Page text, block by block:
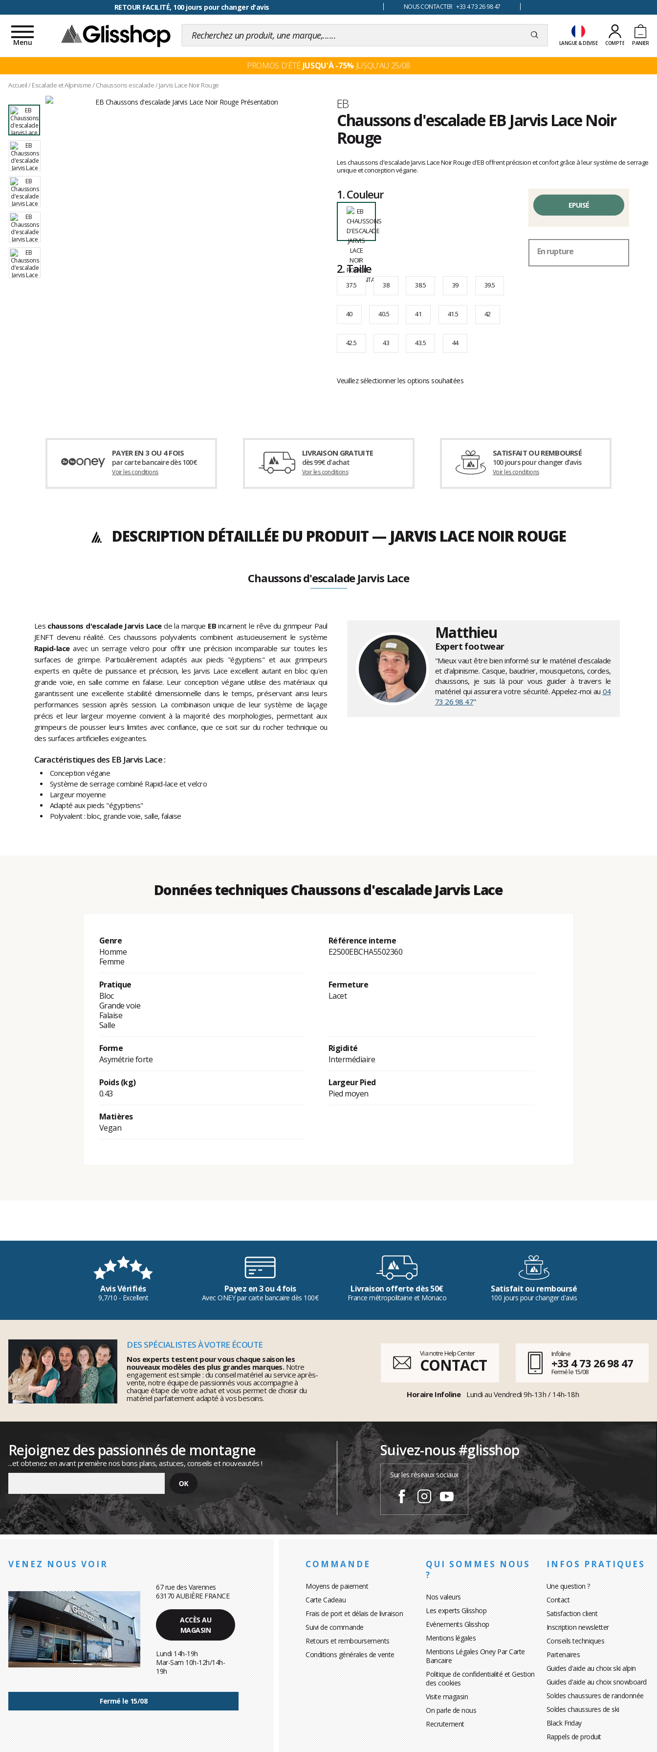
RETOUR FACILITÉ, 100 jours pour changer d'avis NOUS CONTACTER +33 4 73 26 98 47
LANGUE & DEVISE COMPTE PANIER
Toggle
navigation
Menu
PROMOS D'ÉTÉ JUSQU'À -75%JUSQU'AU 25/08
Accueil/Escalade et Alpinisme/Chaussons escalade/Jarvis Lace Noir Rouge
Marque
EB
Chaussons d'escalade EB Jarvis Lace Noir
Rouge
avis
clients
Les chaussons d'escalade Jarvis Lace Noir Rouge d'EB offrent précision et confort grâce à leur système de serrage
unique et conception végane.
1.Couleur
2.Taille
37.5 38 38.5 39 39.5
40 40.5 41 41.5 42
42.5 43 43.5 44
Veuillez sélectionner les options souhaitées
EPUISÉ
En rupture
PAYER EN 3 OU 4 FOIS
par carte bancaire dès 100€
Voir les conditions
LIVRAISON GRATUITE
dès 99€ d'achat
Voir les conditions
SATISFAIT OU REMBOURSÉ
100 jours pour changer d’avis
Voir les conditions
DESCRIPTION DÉTAILLÉE DU PRODUIT — JARVIS LACE NOIR ROUGE
Chaussons d'escalade Jarvis Lace
Les chaussons d'escalade Jarvis Lacede la marque EB incarnent le rêve du grimpeur Paul
JENFT devenu réalité. Ces chaussons polyvalents combinent astucieusement le système
Rapid-laceavec un serrage velcro pour offrir une précision incomparable sur toutes les
surfaces de grimpe. Particulièrement adaptés aux pieds "égyptiens" et aux grimpeurs
experts en quête de puissance et précision, les Jarvis Lace excellent autant en bloc qu'en
grande voie, en salle comme en falaise. Leur conception végane utilise des matériaux qui
garantissent une excellente stabilité dimensionnelle dans le temps, préservant ainsi leurs
performances session après session. La combinaison unique de leur système de laçage
précis et leur largeur moyenne convient à la majorité des morphologies, permettant aux
grimpeurs de pousser leurs limites avec confiance, que ce soit sur du rocher technique ou
des surfaces artificielles exigeantes.
Caractéristiques des EB Jarvis Lace :
Conception végane
Système de serrage combiné Rapid-lace et velcro
Largeur moyenne
Adapté aux pieds "égyptiens"
Polyvalent : bloc, grande voie, salle, falaise
Matthieu
Expert footwear
"Mieux vaut être bien informé sur le matériel d’escalade
et d’alpinisme. Casque, baudrier, mousquetons, cordes,
chaussons, je suis là pour vous guider à travers le
matériel qui assurera votre sécurité. Appelez-moi au 04
73 26 98 47"
Données techniques Chaussons d'escalade Jarvis Lace
Genre
Homme
Femme
Référence interne
E2500EBCHA5502360
Pratique
Bloc
Grande voie
Falaise
Salle
Fermeture
Lacet
Forme
Asymétrie forte
Rigidité
Intermédiaire
Poids (kg)
0.43
Largeur Pied
Pied moyen
Matières
Vegan
Avis Vérifiés
9,7/10 - Excellent
Payez en 3 ou 4 fois
Avec ONEY par carte bancaire dès 100€
Livraison offerte dès 50€
France métropolitaine et Monaco
Satisfait ou remboursé
100 jours pour changer d'avis
DES SPÉCIALISTES À VOTRE ÉCOUTE
Nos experts testent pour vous chaque saison les
nouveaux modèles des plus grandes marques.Notre
engagement est simple : du conseil matériel au service après-
vente, notre équipe de passionnés vous accompagne à
chaque étape de votre achat et vous permet de choisir du
matériel parfaitement adapté à vos besoins.
Via notre Help Center
CONTACT
Infoline
+33 4 73 26 98 47
Fermé le 15/08
Horaire Infoline Lundi au Vendredi 9h-13h / 14h-18h
Rejoignez des passionnés de montagne
...et obtenez en avant première nos bons plans, astuces, conseils et nouveautés !
Suivez-nous #glisshop
Sur les réseaux sociaux
VENEZ NOUS VOIR
67 rue des Varennes
63170 AUBIÈRE FRANCE
ACCÈS AU
MAGASIN
Lundi 14h-19h
Mar-Sam 10h-12h/14h-
19h
Fermé le 15/08
COMMANDE
Moyens de paiement
Carte Cadeau
Frais de port et délais de livraison
Suivi de commande
Retours et remboursements
Conditions générales de vente
QUI SOMMES NOUS
?
Nos valeurs
Les experts Glisshop
Evènements Glisshop
Mentions légales
Mentions Légales Oney Par Carte
Bancaire
Politique de confidentialité et Gestion
des cookies
Visite magasin
On parle de nous
Recrutement
INFOS PRATIQUES
Une question ?
Contact
Satisfaction client
Inscription newsletter
Conseils techniques
Partenaires
Guides d'aide au choix ski alpin
Guides d'aide au choix snowboard
Soldes chaussures de randonnée
Soldes chaussures de ski
Black Friday
Rappels de produit